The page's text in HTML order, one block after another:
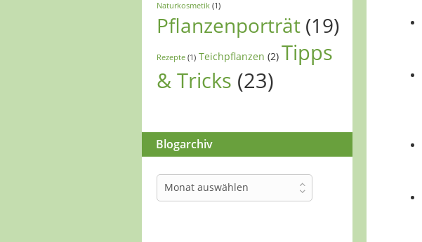
Naturkosmetik (1)
Pflanzenporträt (19)
Rezepte (1) Teichpflanzen (2) Tipps
& Tricks (23)
Blogarchiv
Blogarchiv
Monat auswählen